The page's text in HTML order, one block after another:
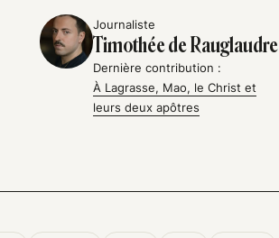
Journaliste
Timothée de Rauglaudre
Dernière contribution :
À Lagrasse, Mao, le Christ et
leurs deux apôtres